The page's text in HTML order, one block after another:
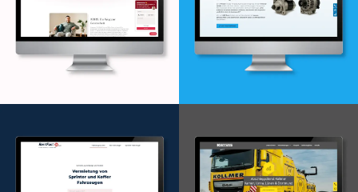
Webdesign & -entwicklung Webdesign & -entwicklung